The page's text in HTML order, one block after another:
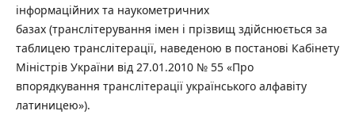
інформаційних та наукометричних
базах (транслітерування імен і прізвищ здійснюється за
таблицею транслітерації, наведеною в постанові Кабінету
Міністрів України від 27.01.2010 № 55 «Про
впорядкування транслітерації українського алфавіту
латиницею»).